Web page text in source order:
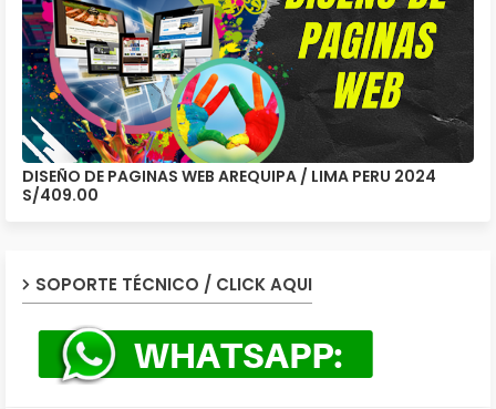
DISEÑO DE PAGINAS WEB AREQUIPA / LIMA PERU 2024
S/409.00
SOPORTE TÉCNICO / CLICK AQUI